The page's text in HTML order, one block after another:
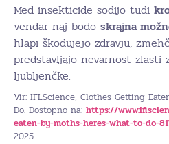
Med insekticide sodijo tudi
vendar naj bodo skrajna
hlapi škodujejo zdravju,
predstavljajo nevarnost zlasti
ljubljenčke.
Vir: IFLScience, Clothes Getting
Do. Dostopno na: https://
eaten-by-moths-heres-what-to-do-
2025